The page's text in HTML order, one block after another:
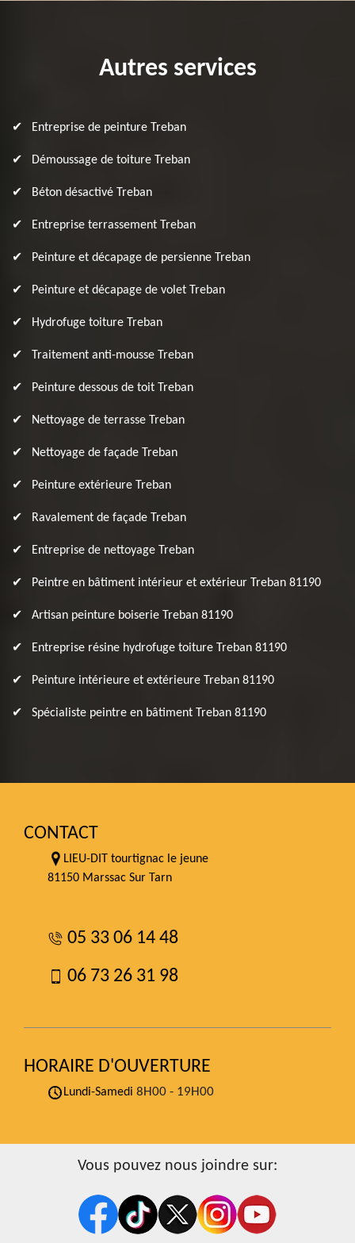
Autres services
Entreprise de peinture Treban
Démoussage de toiture Treban
Béton désactivé Treban
Entreprise terrassement Treban
Peinture et décapage de persienne Treban
Peinture et décapage de volet Treban
Hydrofuge toiture Treban
Traitement anti-mousse Treban
Peinture dessous de toit Treban
Nettoyage de terrasse Treban
Nettoyage de façade Treban
Peinture extérieure Treban
Ravalement de façade Treban
Entreprise de nettoyage Treban
Peintre en bâtiment intérieur et extérieur Treban 81190
Artisan peinture boiserie Treban 81190
Entreprise résine hydrofuge toiture Treban 81190
Peinture intérieure et extérieure Treban 81190
Spécialiste peintre en bâtiment Treban 81190
CONTACT
LIEU-DIT tourtignac le jeune
81150 Marssac Sur Tarn
05 33 06 14 48
06 73 26 31 98
HORAIRE D'OUVERTURE
Lundi-Samedi 8H00 - 19H00
Vous pouvez nous joindre sur: